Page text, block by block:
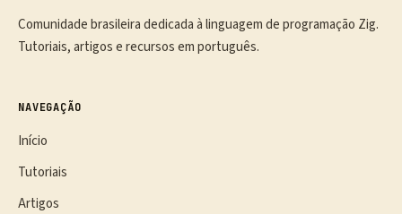
Comunidade brasileira dedicada à linguagem de programação Zig.
Tutoriais, artigos e recursos em português.
NAVEGAÇÃO
Início
Tutoriais
Artigos